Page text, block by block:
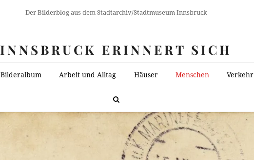
Der Bilderblog aus dem Stadtarchiv/Stadtmuseum Innsbruck
INNSBRUCK ERINNERT SICH
Bilderalbum Arbeit und Alltag Häuser Menschen Verkehr